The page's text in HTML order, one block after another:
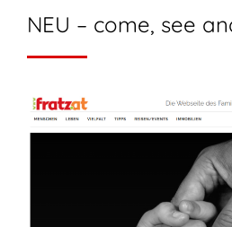
NEU – come, see